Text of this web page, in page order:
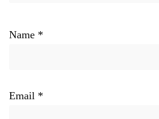
Name *
Email *